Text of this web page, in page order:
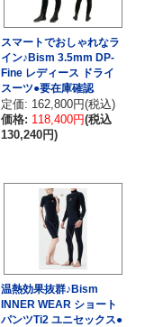
スマートでおしゃれなラ
イン♪Bism 3.5mm DP-
Fine レディース ドライ
スーツ●要在庫確認
定価: 162,800円(税込)
価格: 118,400円(税込
130,240円)
温熱効果抜群♪Bism
INNER WEAR ショート
パンツTi2 ユニセックス●